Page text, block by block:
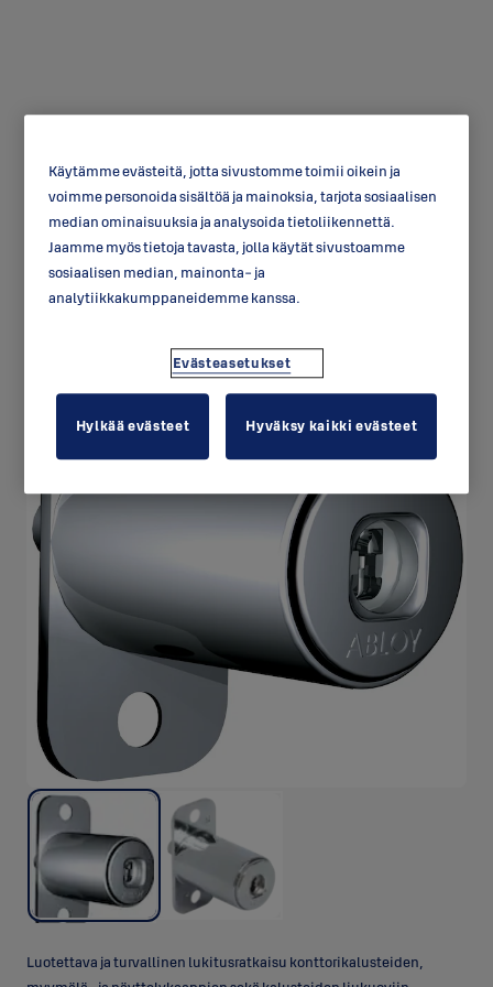
Painonappilukko
OF420B
Luotettava ja turvallinen lukitusratkaisu konttorikalusteiden,
Käytämme evästeitä, jotta sivustomme toimii oikein ja
voimme personoida sisältöä ja mainoksia, tarjota sosiaalisen
median ominaisuuksia ja analysoida tietoliikennettä.
Jaamme myös tietoja tavasta, jolla käytät sivustoamme
sosiaalisen median, mainonta- ja
analytiikkakumppaneidemme kanssa.
Evästeasetukset
Hylkää evästeet Hyväksy kaikki evästeet